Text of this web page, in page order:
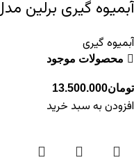
آبمیوه گیری برلین مدل
آبمیوه گیری
محصولات موجود
تومان13.500.000
افزودن به سبد خرید